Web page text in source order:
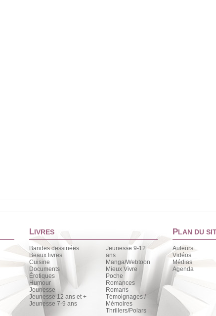
LIVRES
Bandes dessinées
Beaux livres
Cuisine
Documents
Érotiques
Humour
Jeunesse
Jeunesse 12 ans et +
Jeunesse 7-9 ans
Jeunesse 9-12
ans
Manga/Webtoon
Mieux Vivre
Poche
Romances
Romans
Témoignages /
Mémoires
Thrillers/Polars
PLAN DU
Auteurs
Vidéos
Médias
Agenda